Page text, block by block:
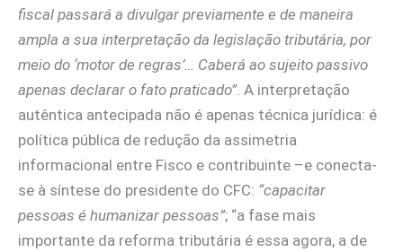
fiscal passará a divulgar previamente e de maneira
ampla a sua interpretação da legislação tributária, por
meio do ‘motor de regras’… Caberá ao sujeito passivo
apenas declarar o fato praticado”. A interpretação
autêntica antecipada não é apenas técnica jurídica: é
política pública de redução da assimetria
informacional entre Fisco e contribuinte –e conecta-
se à síntese do presidente do CFC: “capacitar
pessoas é humanizar pessoas”; “a fase mais
importante da reforma tributária é essa agora, a de